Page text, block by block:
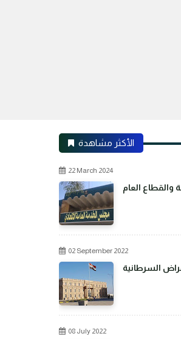
الأكثر مشاهدة
22 March 2024
02 September 2022
السرطانية
08 July 2022